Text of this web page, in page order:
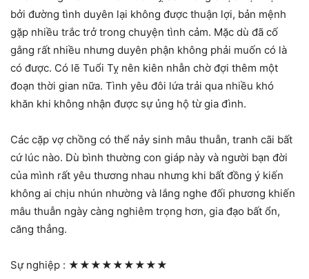
bởi đường tình duyên lại không được thuận lợi, bản mệnh
gặp nhiều trắc trở trong chuyện tình cảm. Mặc dù đã cố
gắng rất nhiều nhưng duyên phận không phải muốn có là
có được. Có lẽ Tuổi Tỵ nên kiên nhẫn chờ đợi thêm một
đoạn thời gian nữa. Tình yêu đôi lứa trải qua nhiều khó
khăn khi không nhận được sự ủng hộ từ gia đình.
Các cặp vợ chồng có thể nảy sinh mâu thuẫn, tranh cãi bất
cứ lúc nào. Dù bình thường con giáp này và người bạn đời
của mình rất yêu thương nhau nhưng khi bất đồng ý kiến
không ai chịu nhún nhường và lắng nghe đối phương khiến
mâu thuẫn ngày càng nghiêm trọng hơn, gia đạo bất ổn,
căng thẳng.
Sự nghiệp : ★★★★★★★★★